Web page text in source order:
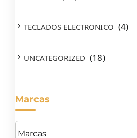
TECLADOS ELECTRONICO (4)
UNCATEGORIZED (18)
Marcas